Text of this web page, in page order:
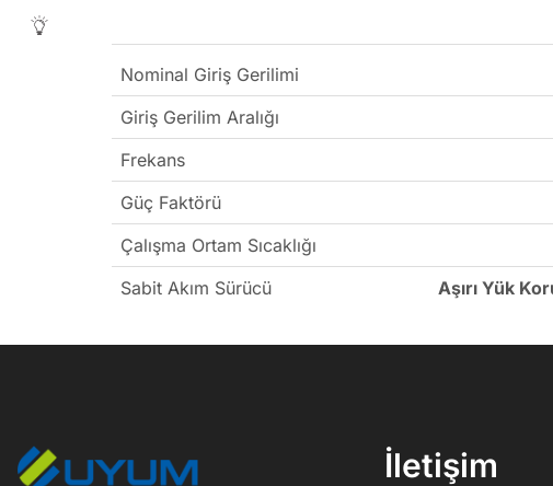
Nominal Giriş Gerilimi
Giriş Gerilim Aralığı
Frekans
Güç Faktörü
Çalışma Ortam Sıcaklığı
Sabit Akım Sürücü
Aşırı Yük
İletişim